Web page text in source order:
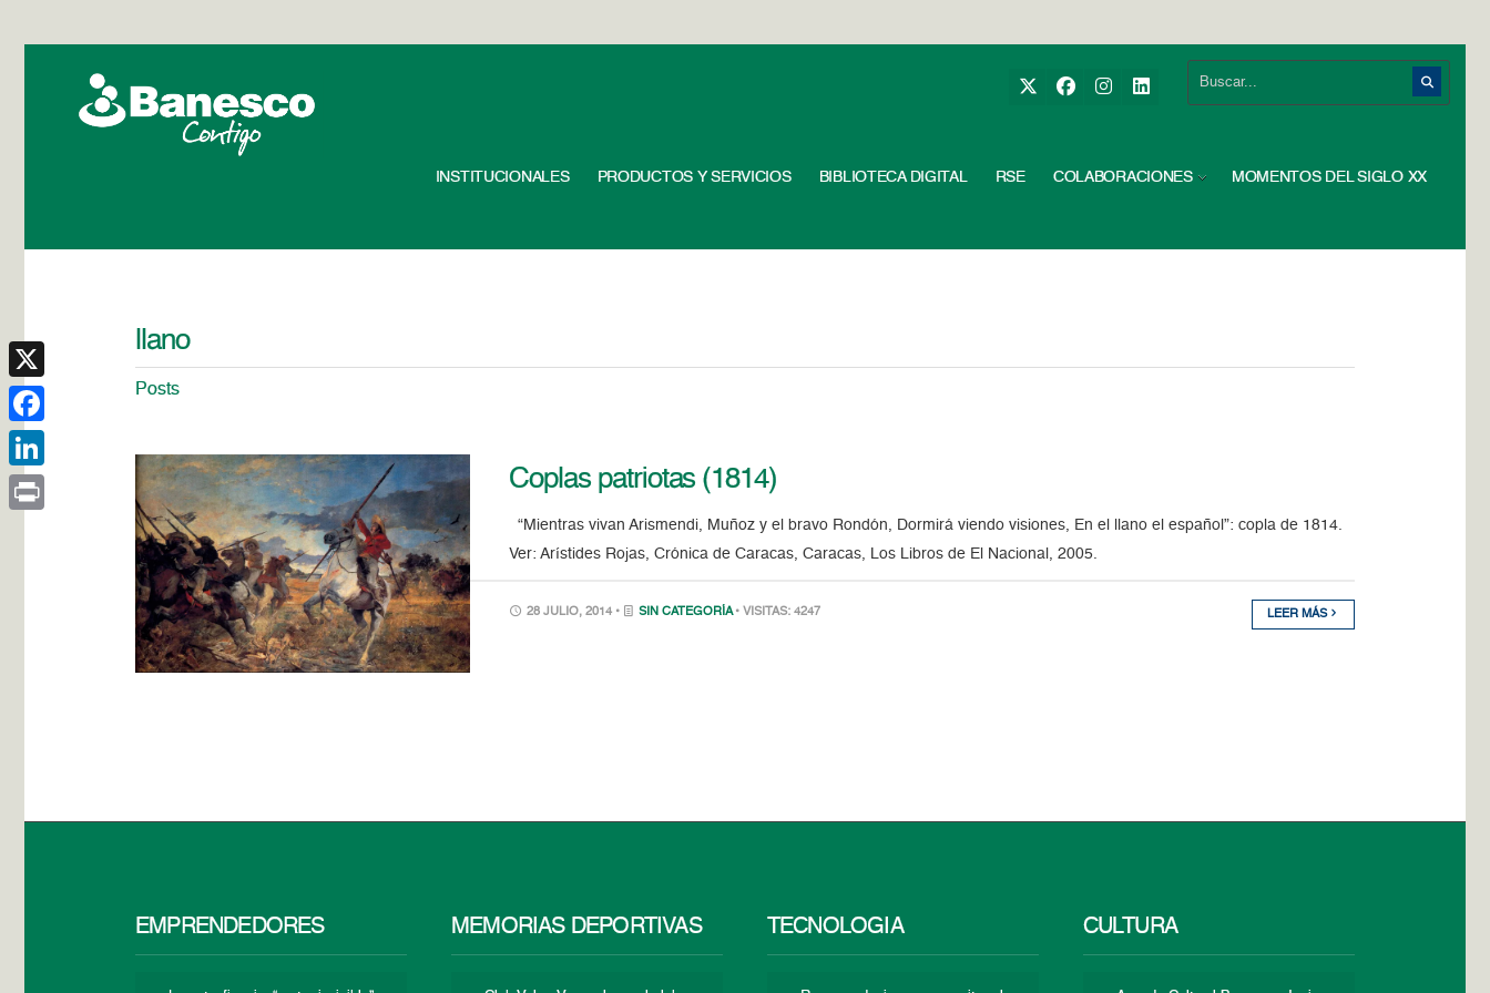
INSTITUCIONALES PRODUCTOS Y SERVICIOS BIBLIOTECA DIGITAL RSE COLABORACIONES MOMENTOS DEL SIGLO XX
llano
Posts
Coplas patriotas (1814)
“Mientras vivan Arismendi, Muñoz y el bravo Rondón, Dormirá viendo visiones, En el llano el español”: copla de 1814.
Ver: Arístides Rojas, Crónica de Caracas, Caracas, Los Libros de El Nacional, 2005.
28 JULIO, 2014 • SIN CATEGORÍA • VISITAS: 4247 LEER MÁS
EMPRENDEDORES MEMORIAS DEPORTIVAS TECNOLOGÍA CULTURA
X
Facebook
LinkedIn